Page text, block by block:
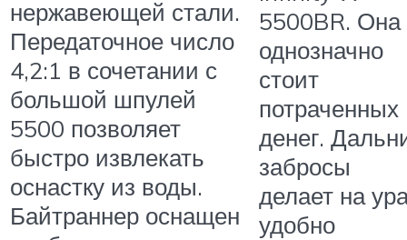
нержавеющей стали.
Передаточное число
4,2:1 в сочетании с
большой шпулей
5500 позволяет
быстро извлекать
оснастку из воды.
Байтраннер оснащен
5500BR. Она
однозначно
стоит
потраченных
денег.
забросы
делает на
удобно